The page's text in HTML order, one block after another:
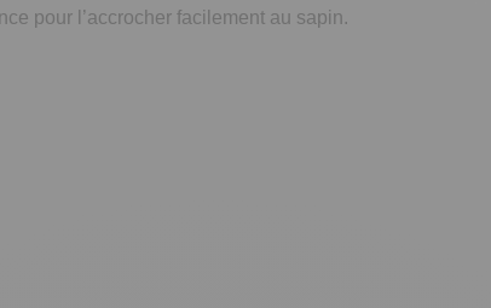
pour l’accrocher facilement au sapin.